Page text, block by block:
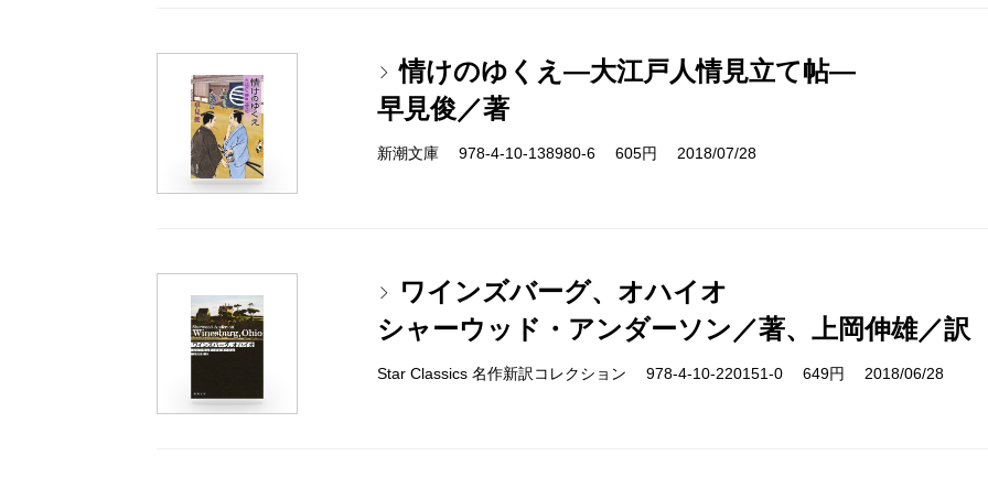
情けのゆくえ―大江戸人情見立て帖―
早見俊／著
新潮文庫 978-4-10-138980-6 605円 2018/07/28
ワインズバーグ、オハイオ
シャーウッド・アンダーソン／著、上岡伸雄／訳
Star Classics 名作新訳コレクション 978-4-10-220151-0 649円 2018/06/28